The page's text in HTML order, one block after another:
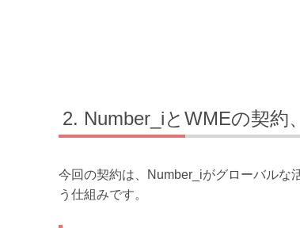
Number_iとWMEの契約
今回の契約は、Number_iがグローバルな
う仕組みです。